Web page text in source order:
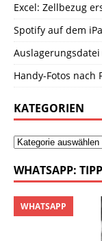
Excel: Zellbezug
Spotify auf dem
Handy-Fotos
KATEGORIEN
WHATSAPP:
WHATSAPP